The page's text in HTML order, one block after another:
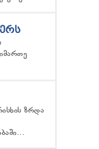
ზრდა